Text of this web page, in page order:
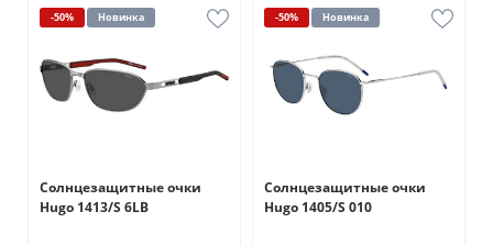
-50% Новинка
Солнцезащитные очки
Hugo 1413/S 6LB
-50% Новинка
Солнцезащитные очки
Hugo 1405/S 010